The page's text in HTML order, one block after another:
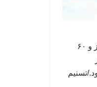
شهید بابایی بیش از ۳۰۰۰ ساعت پرواز و ۶۰